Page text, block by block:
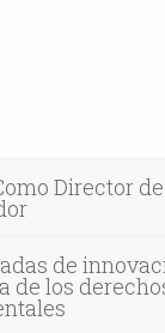
Director
de
de los